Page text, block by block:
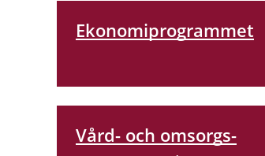
Ekonomi­programmet
Vård- och omsorgs­